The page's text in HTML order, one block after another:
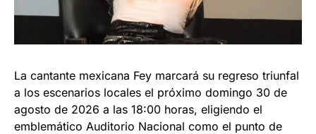
La cantante mexicana Fey marcará su regreso triunfal
a los escenarios locales el próximo domingo 30 de
agosto de 2026 a las 18:00 horas, eligiendo el
emblemático Auditorio Nacional como el punto de